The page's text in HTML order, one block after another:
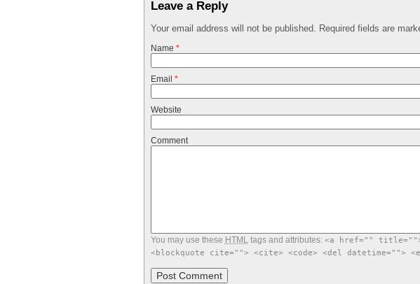
Leave a Reply
Your email address will not be published. Required fields are
Name *
Email *
Website
Comment
You may use these HTMLtags and attributes: <a href=""
<blockquote cite=""> <cite> <code> <del datetime="">